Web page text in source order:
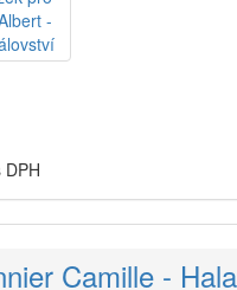
DPH
Camille -